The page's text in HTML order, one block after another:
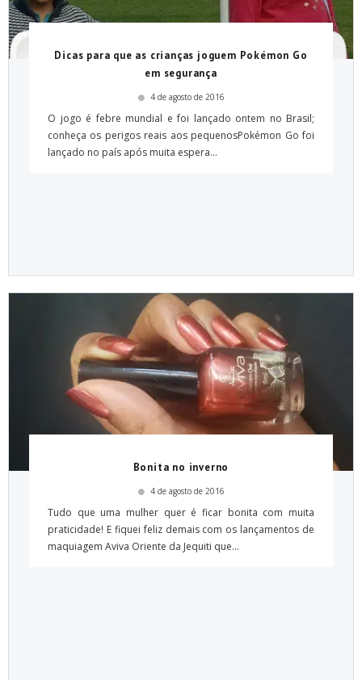
Dicas para que as crianças joguem Pokémon Go
em segurança
4 de agosto de 2016
O jogo é febre mundial e foi lançado ontem no Brasil;
conheça os perigos reais aos pequenosPokémon Go foi
lançado no país após muita espera...
Bonita no inverno
4 de agosto de 2016
Tudo que uma mulher quer é ficar bonita com muita
praticidade! E fiquei feliz demais com os lançamentos de
maquiagem Aviva Oriente da Jequiti que...